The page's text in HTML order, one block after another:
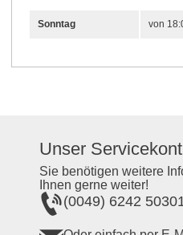
Sonntag von
Unser
Sie benötigen weitere
Ihnen gerne weiter!
(0049) 6242